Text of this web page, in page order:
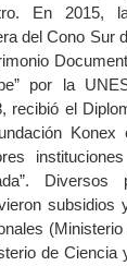
En 2015,
del Cono Sur
por la
recibió el
Konex
Diversos
subsidios
de Ciencia